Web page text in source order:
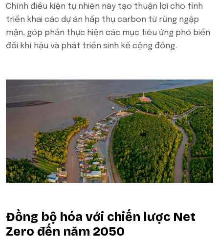
Chính điều kiện tự nhiên này tạo thuận lợi cho tỉnh
triển khai các dự án hấp thụ carbon từ rừng ngập
mặn, góp phần thực hiện các mục tiêu ứng phó biến
đổi khí hậu và phát triển sinh kế cộng đồng.
Đồng bộ hóa với chiến lược Net
Zero đến năm 2050